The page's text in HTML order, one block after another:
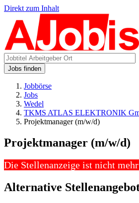
Direkt zum Inhalt
Jobs finden
Jobbörse
Jobs
Wedel
TKMS ATLAS ELEKTRONIK
Projektmanager (m/w/d)
Projektmanager (m/w/d)
Die Stellenanzeige ist nicht
Alternative